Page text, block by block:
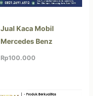
Jual Kaca Mobil
Mercedes Benz
Rp100.000